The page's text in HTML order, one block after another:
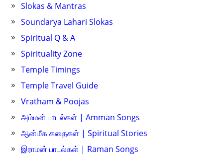
Slokas & Mantras
Soundarya Lahari Slokas
Spiritual Q & A
Spirituality Zone
Temple Timings
Temple Travel Guide
Vratham & Poojas
அம்மன் பாடல்கள் | Amman Songs
ஆன்மீக கதைகள் | Spiritual Stories
இராமன் பாடல்கள் | Raman Songs